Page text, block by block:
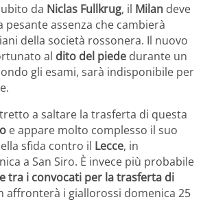
da Niclas Fullkrug, il Milan deve
assenza che cambierà
della società rossonera. Il nuovo
al dito del piede durante un
gli esami, sarà indisponibile per
a saltare la trasferta di questa
e appare molto complesso il suo
sfida contro il Lecce, in
a San Siro. È invece più probabile
tra i convocati per la trasferta di
affronterà i giallorossi domenica 25